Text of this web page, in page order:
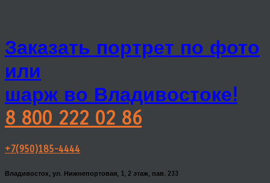
Заказать портрет по фото
или
шарж во Владивостоке!
8 800 222 02 86
+7(950)185-4444
Владивосток, ул. Нижнепортовая, 1, 2 этаж, пав. 233